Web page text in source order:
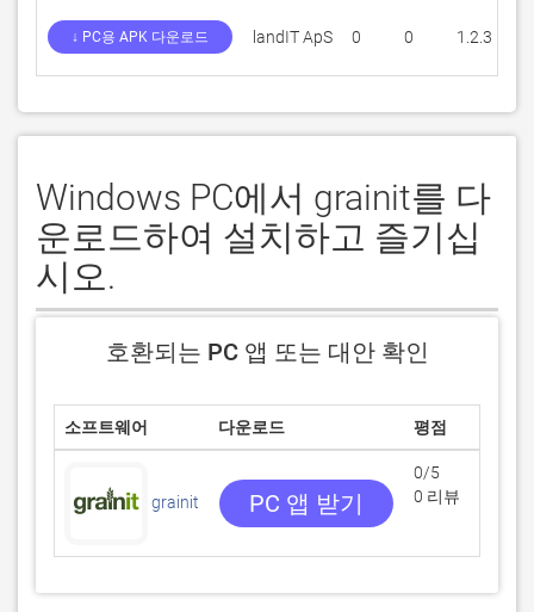
↓ PC용 APK 다운로드 landIT ApS 0 0 1.2.3
Windows PC에서 grainit를 다
운로드하여 설치하고 즐기십
시오.
호환되는 PC 앱 또는 대안 확인
소프트웨어 다운로드 평점
grainit PC 앱 받기
0/5
0 리뷰